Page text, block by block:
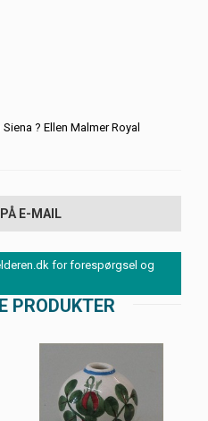
? Ellen Malmer Royal
E-MAIL
for forespørgsel og
PRODUKTER